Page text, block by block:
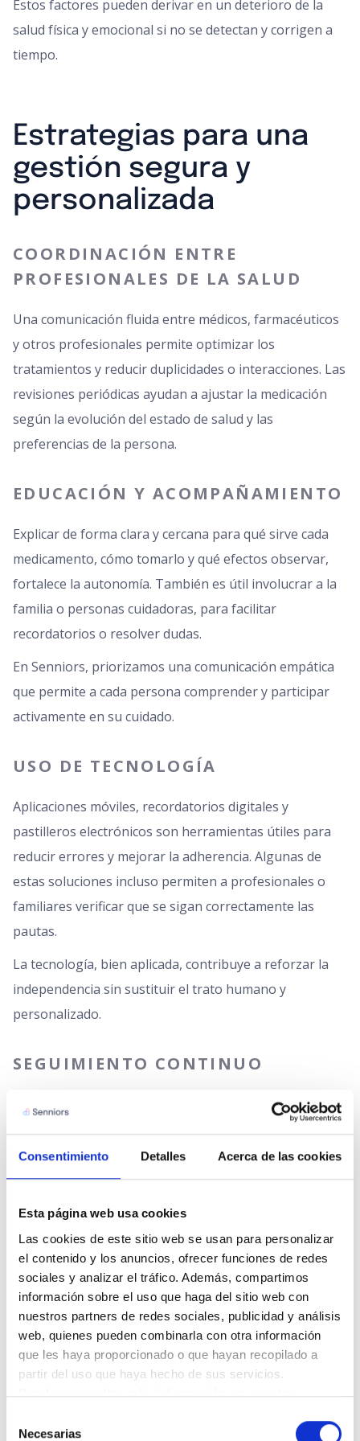
Consentimiento Detalles Acerca de las cookies
Esta página web usa cookies
Las cookies de este sitio web se usan para personalizar
el contenido y los anuncios, ofrecer funciones de redes
sociales y analizar el tráfico. Además, compartimos
información sobre el uso que haga del sitio web con
nuestros partners de redes sociales, publicidad y análisis
web, quienes pueden combinarla con otra información
que les haya proporcionado o que hayan recopilado a
partir del uso que haya hecho de sus servicios.
Puedes consultar más información en nuestra
Necesarias
Estos factores pueden derivar en un deterioro de la
salud física y emocional si no se detectan y corrigen a
tiempo.
Estrategias para una
gestión segura y
personalizada
COORDINACIÓN ENTRE
PROFESIONALES DE LA SALUD
Una comunicación fluida entre médicos, farmacéuticos
y otros profesionales permite optimizar los
tratamientos y reducir duplicidades o interacciones. Las
revisiones periódicas ayudan a ajustar la medicación
según la evolución del estado de salud y las
preferencias de la persona.
EDUCACIÓN Y ACOMPAÑAMIENTO
Explicar de forma clara y cercana para qué sirve cada
medicamento, cómo tomarlo y qué efectos observar,
fortalece la autonomía. También es útil involucrar a la
familia o personas cuidadoras, para facilitar
recordatorios o resolver dudas.
En Senniors, priorizamos una comunicación empática
que permite a cada persona comprender y participar
activamente en su cuidado.
USO DE TECNOLOGÍA
Aplicaciones móviles, recordatorios digitales y
pastilleros electrónicos son herramientas útiles para
reducir errores y mejorar la adherencia. Algunas de
estas soluciones incluso permiten a profesionales o
familiares verificar que se sigan correctamente las
pautas.
La tecnología, bien aplicada, contribuye a reforzar la
independencia sin sustituir el trato humano y
personalizado.
SEGUIMIENTO CONTINUO
La medicación debe adaptarse a los cambios que se
periódicas son esenciales para evaluar la efectividad,
detectar posibles efectos secundarios y decidir si
conviene mantener, ajustar o suspender algún
Involucrar a la persona
en su cuidado
Más allá de la supervisión médica, es importante que la
persona sea protagonista de su salud. Promover el
diálogo, escuchar sus sensaciones y respetar sus